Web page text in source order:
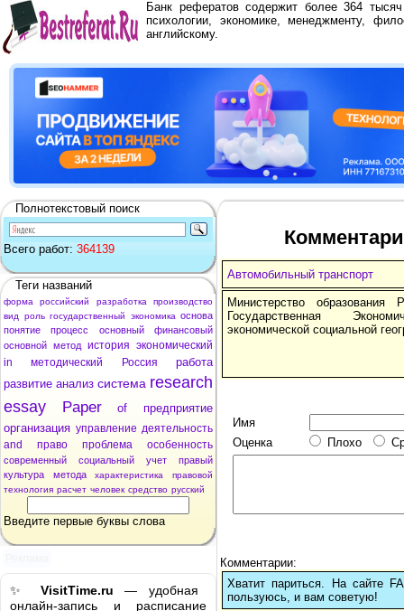
Банк рефератов содержит более 364
психологии, экономике, менеджменту,
английскому.
Полнотекстовый поиск
Всего работ: 364139
Теги названий
форма российский разработка
производство
вид
роль государственный экономика основа
понятие
процесс основный
финансовый
основной метод история экономический
in
методический Россия
работа
развитие анализ система research
essay
Paper of
предприятие
организация управление деятельность
and
право проблема особенность
современный социальный учет
правый
культура
метода характеристика
правовой
технология расчет человек средство русский
Введите первые буквы слова
✨ VisitTime.ru — удобная
онлайн-запись и расписание
Автомобильный транспорт
Министерство образования
Государственная
экономической социальной
Имя
Оценка
Плохо
Комментарии:
Хватит париться. На сайте
пользуюсь, и вам советую!